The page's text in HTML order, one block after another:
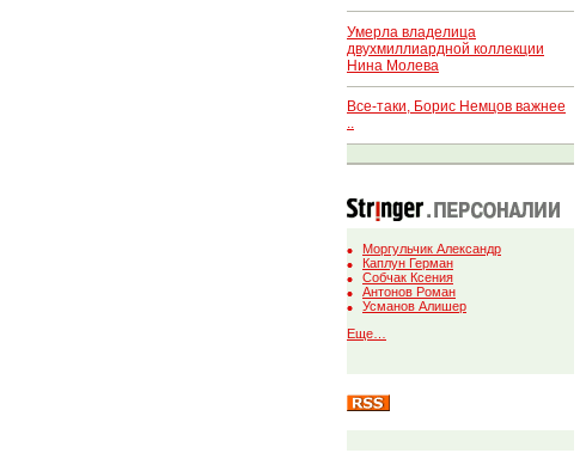
Умерла владелица
двухмиллиардной коллекции
Нина Молева
Все-таки, Борис Немцов важнее
..
Моргульчик Александр
Каплун Герман
Собчак Ксения
Антонов Роман
Усманов Алишер
Еще…